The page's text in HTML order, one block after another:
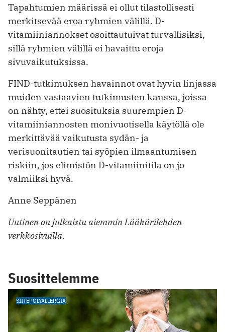
Tapahtumien määrissä ei ollut tilastollisesti
merkitsevää eroa ryhmien välillä. D-
vitamiiniannokset osoittautuivat turvallisiksi,
sillä ryhmien välillä ei havaittu eroja
sivuvaikutuksissa.
FIND-tutkimuksen havainnot ovat hyvin linjassa
muiden vastaavien tutkimusten kanssa, joissa
on nähty, ettei suosituksia suurempien D-
vitamiiniannosten monivuotisella käytöllä ole
merkittävää vaikutusta sydän- ja
verisuonitautien tai syöpien ilmaantumisen
riskiin, jos elimistön D-vitamiinitila on jo
valmiiksi hyvä.
Anne Seppänen
Uutinen on julkaistu aiemmin Lääkärilehden
verkkosivuilla.
Suosittelemme
SIITEPÖLYALLERGIA